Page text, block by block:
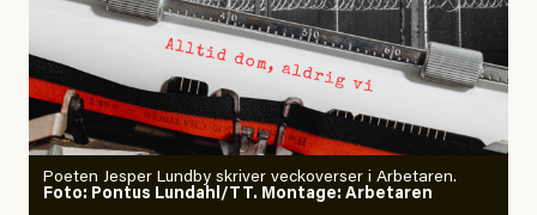
#54/2026Debatt
Sensationalism när ETC
granskar vänstern
Dödsolyckorna har slutat
minska
Joel Kellgren
Poeten Jesper Lundby skriver veckoverser i Arbetaren.
Foto: Pontus Lundahl/TT. Montage: Arbetaren